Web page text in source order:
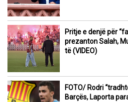
Pritje e denjë për
prezanton Salah,
të (VIDEO)
FOTO/ Rodri
Barçës, Laporta